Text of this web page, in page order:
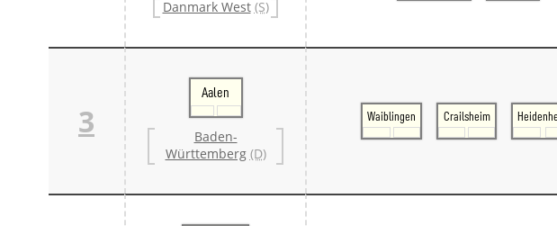
Danmark West (S)
3
Aalen
Baden-
Württemberg (D)
Waiblingen Crailsheim